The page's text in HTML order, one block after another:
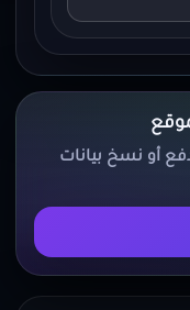
أو نسخ بيانات